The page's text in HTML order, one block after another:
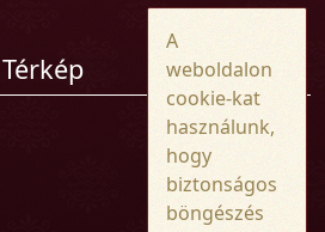
Térkép
A
weboldalon
cookie-kat
használunk,
hogy
biztonságos
böngészés